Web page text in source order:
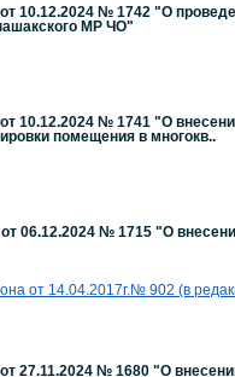
10.12.2024 № 1742 "О
МР ЧО"
10.12.2024 № 1741 "О
помещения в многокв..
06.12.2024 № 1715 "О
от 14.04.2017г.№ 902 (в
27.11.2024 № 1680 "О